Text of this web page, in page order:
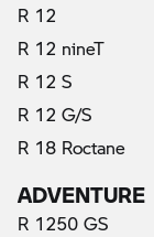
R 12
R 12 nineT
R 12 S
R 12 G/S
R 18 Roctane
ADVENTURE
R 1250 GS